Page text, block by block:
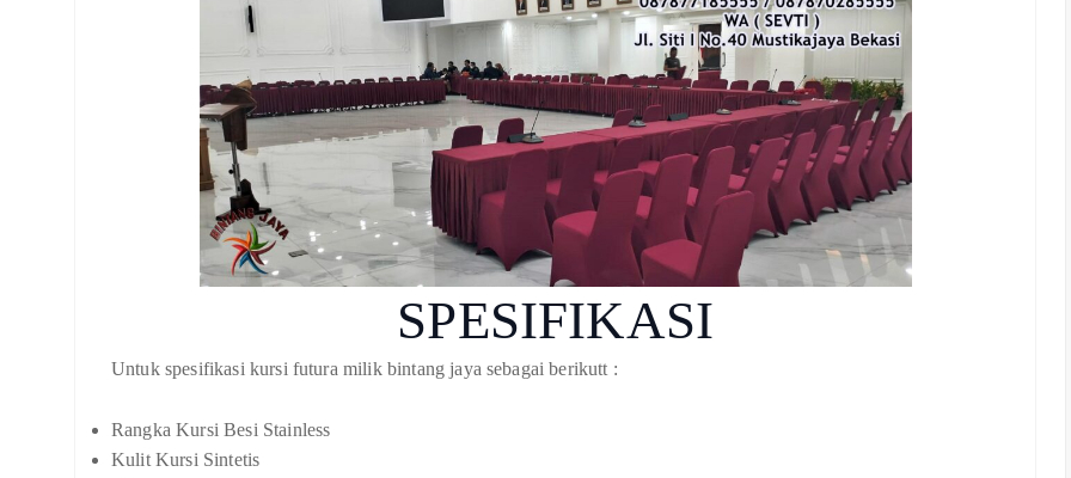
SPESIFIKASI
Untuk spesifikasi kursi futura milik bintang jaya sebagai berikutt :
Rangka Kursi Besi Stainless
Kulit Kursi Sintetis